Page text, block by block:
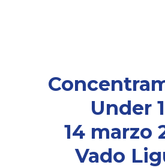
Under
14 marzo
Vado